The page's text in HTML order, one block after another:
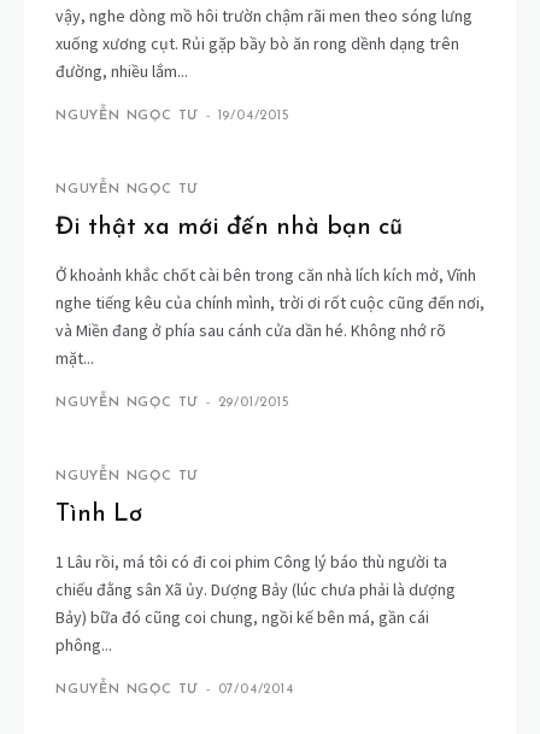
vậy, nghe dòng mồ hôi trườn chậm rãi men theo sóng lưng
xuống xương cụt. Rủi gặp bầy bò ăn rong dềnh dạng trên
đường, nhiều lắm...
NGUYỄN NGỌC TƯ - 19/04/2015
NGUYỄN NGỌC TƯ
Đi thật xa mới đến nhà bạn cũ
Ở khoảnh khắc chốt cài bên trong căn nhà lích kích mở, Vĩnh
nghe tiếng kêu của chính mình, trời ơi rốt cuộc cũng đến nơi,
và Miền đang ở phía sau cánh cửa dần hé. Không nhớ rõ
mặt...
NGUYỄN NGỌC TƯ - 29/01/2015
NGUYỄN NGỌC TƯ
Tình Lơ
1 Lâu rồi, má tôi có đi coi phim Công lý báo thù người ta
chiếu đằng sân Xã ủy. Dượng Bảy (lúc chưa phải là dượng
Bảy) bữa đó cũng coi chung, ngồi kế bên má, gần cái
phông...
NGUYỄN NGỌC TƯ - 07/04/2014